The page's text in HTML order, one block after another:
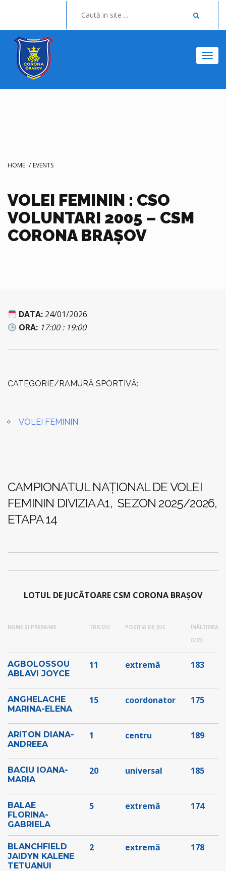
HOME / EVENTS
VOLEI FEMININ : CSO
VOLUNTARI 2005 – CSM
CORONA BRAȘOV
DATA: 24/01/2026
ORA: 17:00 : 19:00
CATEGORIE/RAMURĂ SPORTIVĂ:
VOLEI FEMININ
CAMPIONATUL NAȚIONAL DE VOLEI
FEMININ DIVIZIA A1, SEZON 2025/2026,
ETAPA 14
LOTUL DE JUCĂTOARE CSM CORONA BRAȘOV
NUME ȘI PRENUME TRICOU POZIȚIA DE JOC
ÎNĂLȚIMEA
(CM)
AGBOLOSSOU
ABLAVI JOYCE
11 extremă 183
ANGHELACHE
MARINA-ELENA
15 coordonator 175
ARITON DIANA-
ANDREEA
1 centru 189
BACIU IOANA-
MARIA
20 universal 185
BALAE
FLORINA-
GABRIELA
5 extremă 174
BLANCHFIELD
JAIDYN KALENE
TETUANUI
2 extremă 178